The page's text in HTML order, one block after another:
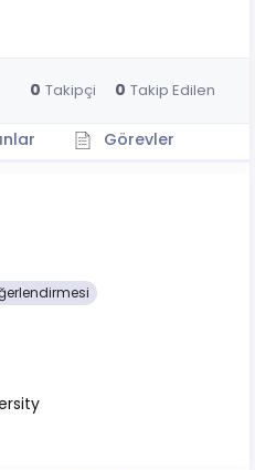
0 Takipçi 0 Takip Edilen
Görevler